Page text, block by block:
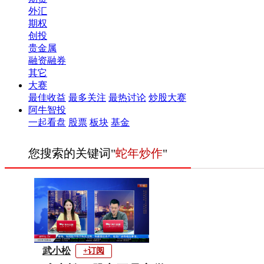
外汇
期权
创投
贵金属
融资融券
其它
大赛
最佳收益 最多关注 最热讨论 炒股大赛
阿牛智投
一起看盘 股票 板块 基金
您搜索的关键词"蛇年炒作"
武小松 +订阅